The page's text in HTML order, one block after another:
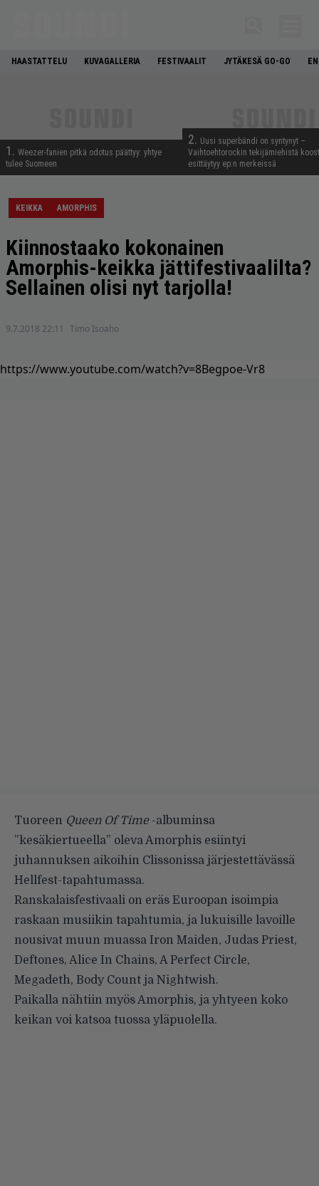
HAASTATTELU KUVAGALLERIA FESTIVAALIT JYTÄKESÄ GO-GO
1. Weezer-fanien pitkä odotus päättyy: yhtye
tulee Suomeen
2. Uusi superbändi on syntynyt –
Vaihtoehtorockin tekijämiehistä
esittäytyy ep:n merkeissä
KEIKKA AMORPHIS
Kiinnostaako kokonainen
Amorphis-keikka jättifestivaalilta?
Sellainen olisi nyt tarjolla!
9.7.2018 22:11 Timo Isoaho
https://www.youtube.com/watch?v=8Begpoe-Vr8
Tuoreen Queen Of Time-albuminsa
”kesäkiertueella” oleva Amorphis esiintyi
juhannuksen aikoihin Clissonissa järjestettävässä
Hellfest-tapahtumassa.
Ranskalaisfestivaali on eräs Euroopan isoimpia
raskaan musiikin tapahtumia, ja lukuisille lavoille
nousivat muun muassa Iron Maiden, Judas Priest,
Deftones, Alice In Chains, A Perfect Circle,
Megadeth, Body Count ja Nightwish.
Paikalla nähtiin myös Amorphis, ja yhtyeen koko
keikan voi katsoa tuossa yläpuolella.